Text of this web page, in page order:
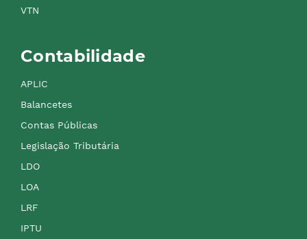
VTN
Contabilidade
APLIC
Balancetes
Contas Públicas
Legislação Tributária
LDO
LOA
LRF
IPTU